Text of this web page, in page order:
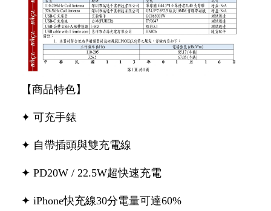
【商品特色】
✦ 可充手錶
✦ 自帶插頭與雙充電線
✦ PD20W / 22.5W超快速充電
✦ iPhone快充線30分電量可達60%